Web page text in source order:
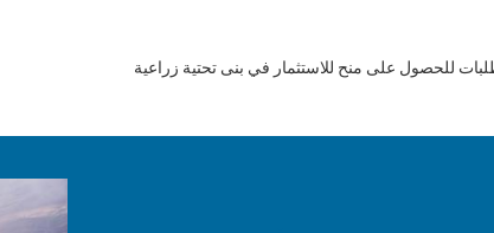
للحصول على منح للاستثمار في بنى تحتية زراعية